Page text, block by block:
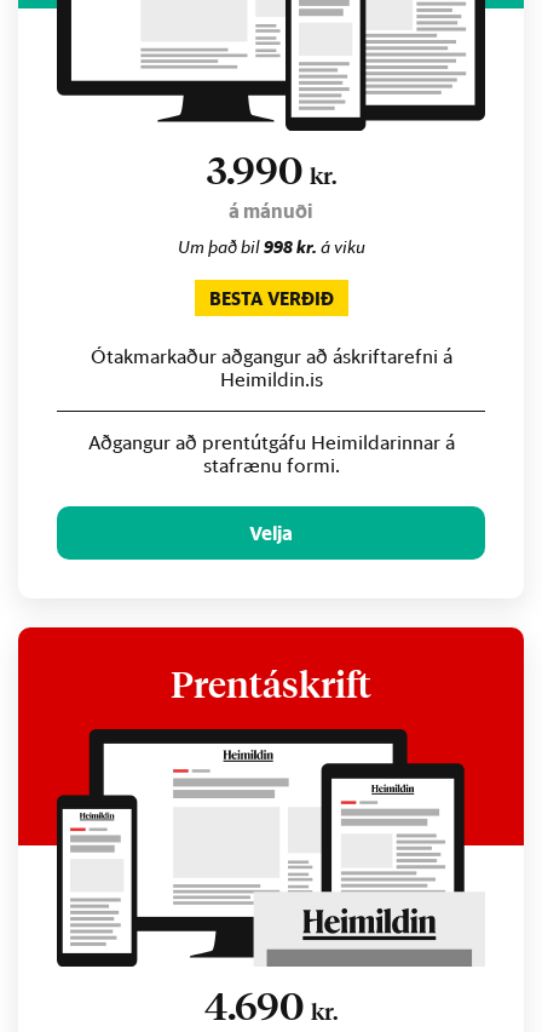
3.990 kr.
á mánuði
Um það bil998 kr. á viku
BESTA VERÐIÐ
Ótakmarkaður aðgangur að áskriftarefni á
Heimildin.is
Aðgangur að prentútgáfu Heimildarinnar á
stafrænu formi.
Velja
Prentáskrift
4.690 kr.